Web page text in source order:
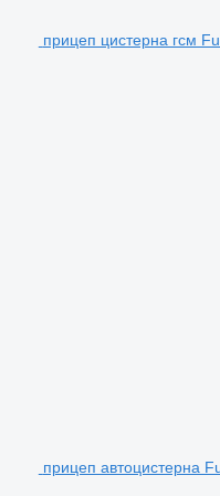
прицеп цистерна гсм
прицеп автоцистерна